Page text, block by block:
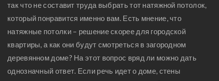
так что не составит труда выбрать тот натяжной потолок,
который понравится именно вам. Есть мнение, что
натяжные потолки – решение скорее для городской
квартиры, а как они будут смотреться в загородном
деревянном доме? На этот вопрос вряд ли можно дать
однозначный ответ. Если речь идет о доме, стены